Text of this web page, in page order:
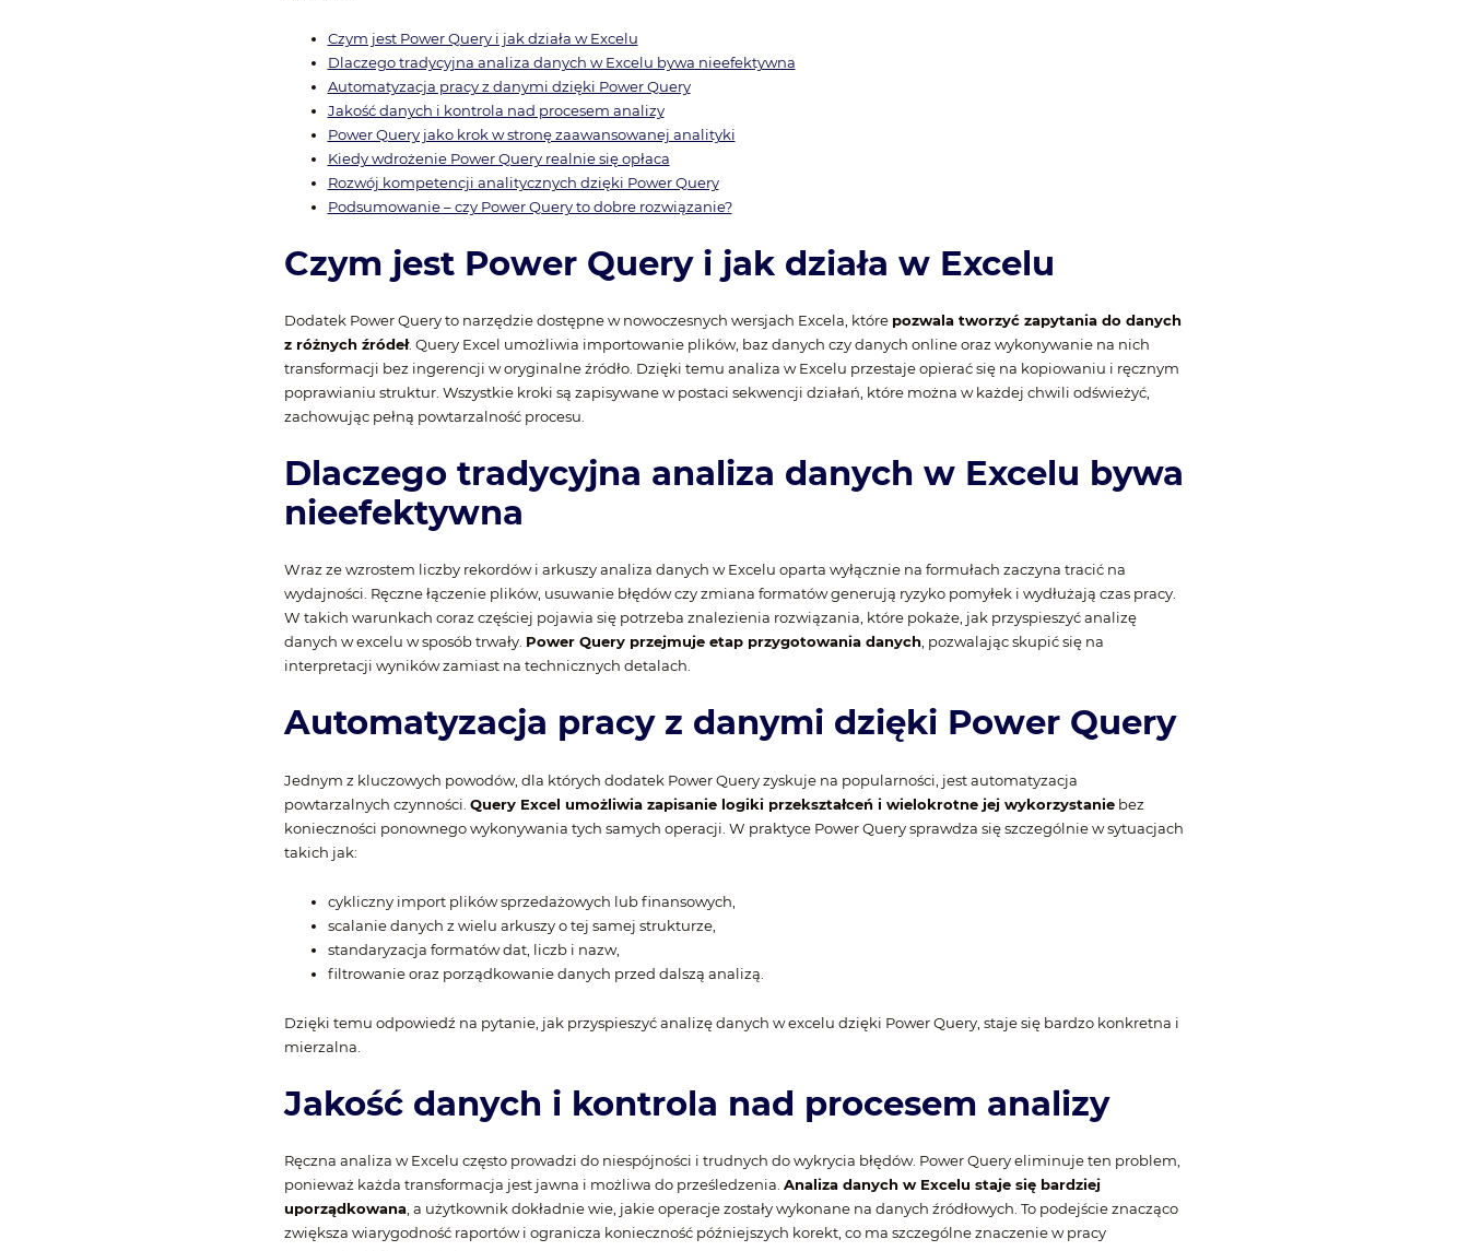
Czym jest Power Query i jak działa w Excelu
Dlaczego tradycyjna analiza danych w Excelu bywa nieefektywna
Automatyzacja pracy z danymi dzięki Power Query
Jakość danych i kontrola nad procesem analizy
Power Query jako krok w stronę zaawansowanej analityki
Kiedy wdrożenie Power Query realnie się opłaca
Rozwój kompetencji analitycznych dzięki Power Query
Podsumowanie – czy Power Query to dobre rozwiązanie?
Czym jest Power Query i jak działa w Excelu
Dodatek Power Query to narzędzie dostępne w nowoczesnych wersjach Excela, które pozwala tworzyć zapytania do danych
z różnych źródeł. Query Excel umożliwia importowanie plików, baz danych czy danych online oraz wykonywanie na nich
transformacji bez ingerencji w oryginalne źródło. Dzięki temu analiza w Excelu przestaje opierać się na kopiowaniu i ręcznym
poprawianiu struktur. Wszystkie kroki są zapisywane w postaci sekwencji działań, które można w każdej chwili odświeżyć,
zachowując pełną powtarzalność procesu.
Dlaczego tradycyjna analiza danych w Excelu bywa
nieefektywna
Wraz ze wzrostem liczby rekordów i arkuszy analiza danych w Excelu oparta wyłącznie na formułach zaczyna tracić na
wydajności. Ręczne łączenie plików, usuwanie błędów czy zmiana formatów generują ryzyko pomyłek i wydłużają czas pracy.
W takich warunkach coraz częściej pojawia się potrzeba znalezienia rozwiązania, które pokaże, jak przyspieszyć analizę
danych w excelu w sposób trwały. Power Query przejmuje etap przygotowania danych, pozwalając skupić się na
interpretacji wyników zamiast na technicznych detalach.
Automatyzacja pracy z danymi dzięki Power Query
Jednym z kluczowych powodów, dla których dodatek Power Query zyskuje na popularności, jest automatyzacja
powtarzalnych czynności. Query Excel umożliwia zapisanie logiki przekształceń i wielokrotne jej wykorzystaniebez
konieczności ponownego wykonywania tych samych operacji. W praktyce Power Query sprawdza się szczególnie w sytuacjach
takich jak:
cykliczny import plików sprzedażowych lub finansowych,
scalanie danych z wielu arkuszy o tej samej strukturze,
standaryzacja formatów dat, liczb i nazw,
filtrowanie oraz porządkowanie danych przed dalszą analizą.
Dzięki temu odpowiedź na pytanie, jak przyspieszyć analizę danych w excelu dzięki Power Query, staje się bardzo konkretna i
mierzalna.
Jakość danych i kontrola nad procesem analizy
Ręczna analiza w Excelu często prowadzi do niespójności i trudnych do wykrycia błędów. Power Query eliminuje ten problem,
ponieważ każda transformacja jest jawna i możliwa do prześledzenia. Analiza danych w Excelu staje się bardziej
uporządkowana, a użytkownik dokładnie wie, jakie operacje zostały wykonane na danych źródłowych. To podejście znacząco
zwiększa wiarygodność raportów i ogranicza konieczność późniejszych korekt, co ma szczególne znaczenie w pracy